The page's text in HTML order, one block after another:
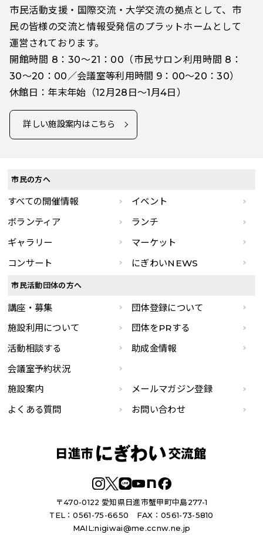
市民活動支援・国際交流・大学交流の拠点として、市
民の皆様の交流と情報受発信のプラットホームとして
運営されております。
開館時間 8：30～21：00（市民サロン利用時間 8：
30～20：00／会議室等利用時間 9：00～20：30）
休館日：年末年始（12月28日～1月4日）
詳しい施設案内はこちら
〒470-0122 愛知県日進市蟹甲町中島277-1
TEL：0561-75-6650 FAX：0561-73-5810
MAIL:nigiwai@me.ccnw.ne.jp
市民の方へ
すべての開催情報
イベント
ボランティア
ランチ
ギャラリー
マーケット
コンサート
にぎわいNEWS
市民活動団体の方へ
講座・募集
団体登録について
施設利用について
団体をPRする
活動相談する
助成金情報
会議室予約状況
施設案内
メールマガジン登録
よくある質問
お問い合わせ